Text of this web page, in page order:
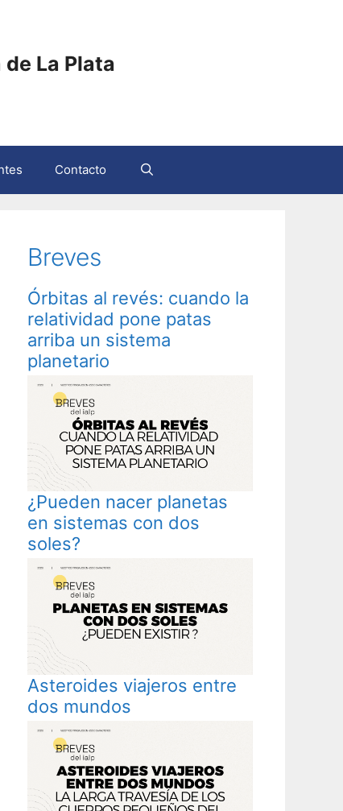
La Plata
Contacto
Breves
Órbitas al revés: cuando la
relatividad pone patas
arriba un sistema
planetario
¿Pueden nacer planetas
en sistemas con dos
soles?
Asteroides viajeros entre
dos mundos